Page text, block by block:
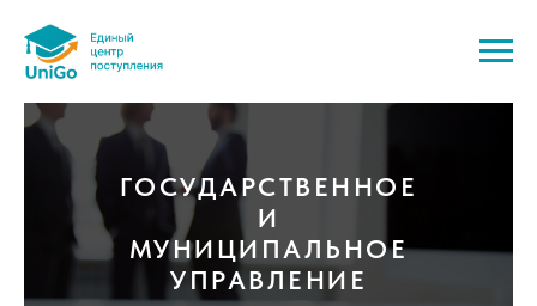
ГОСУДАРСТВЕННОЕ
И
МУНИЦИПАЛЬНОЕ
УПРАВЛЕНИЕ